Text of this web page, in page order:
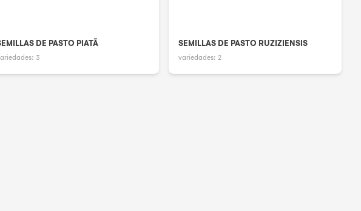
DE PASTO PIATÃ
3
SEMILLAS DE PASTO RUZIZIENSIS
variedades:2